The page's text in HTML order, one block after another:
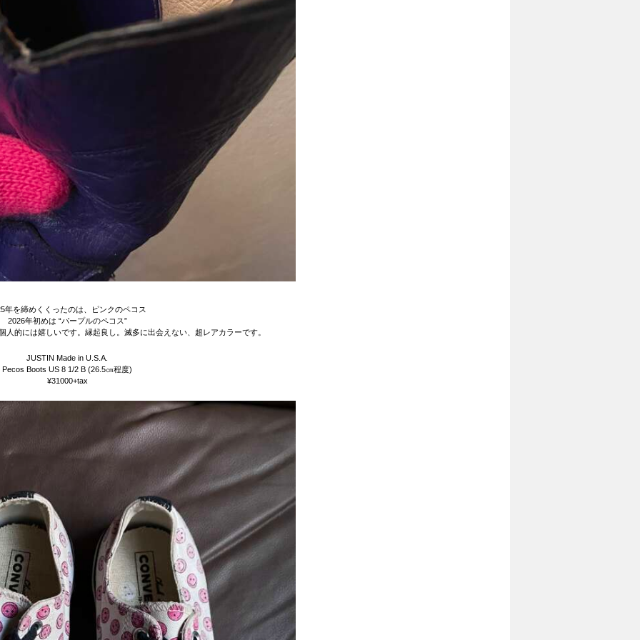
年を締めくくったのは、ピンクのペコス
2026年初めは “パープルのペコス”
人的には嬉しいです。縁起良し。滅多に出会えない、超レアカラーです。
JUSTIN Made in U.S.A.
Pecos Boots US 8 1/2 B (26.5㎝程度)
¥31000+tax